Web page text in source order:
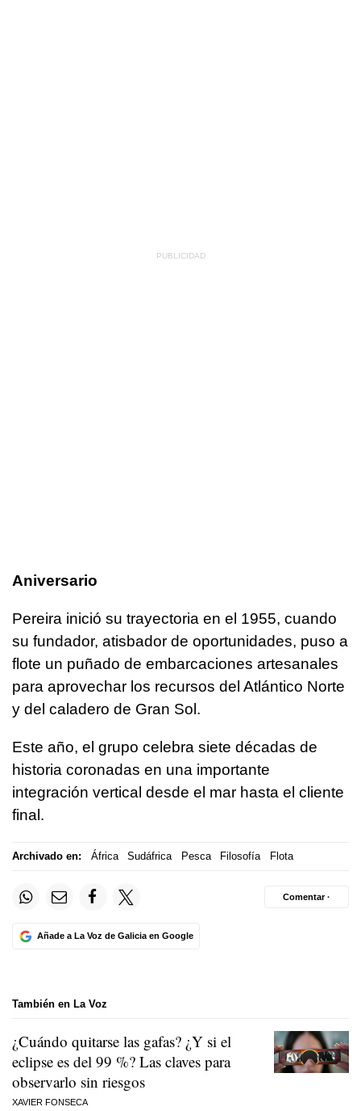
Aniversario
Pereira inició su trayectoria en el 1955, cuando
su fundador, atisbador de oportunidades, puso a
flote un puñado de embarcaciones artesanales
para aprovechar los recursos del Atlántico Norte
y del caladero de Gran Sol.
Este año, el grupo celebra siete décadas de
historia coronadas en una importante
integración vertical desde el mar hasta el cliente
final.
Archivado en: África Sudáfrica Pesca Filosofía Flota
Añade a La Voz de Galicia en Google
Comentar ·
También en La Voz
¿Cuándo quitarse las gafas? ¿Y si el
eclipse es del 99 %? Las claves para
observarlo sin riesgos
XAVIER FONSECA